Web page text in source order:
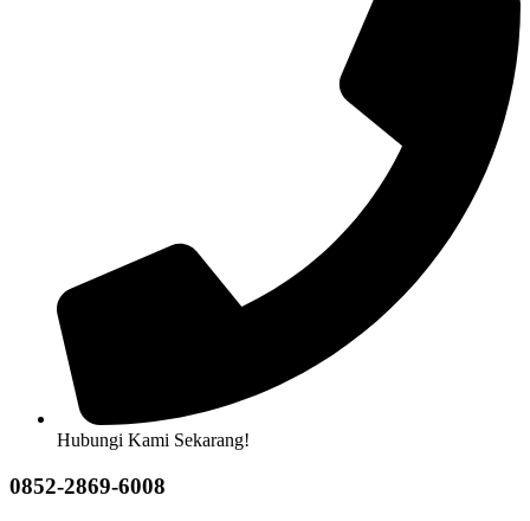
Hubungi Kami Sekarang!
0852-2869-6008